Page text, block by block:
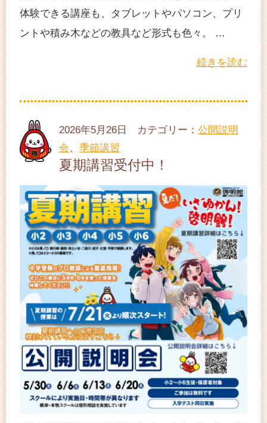
体験できる講座も、タブレットやパソコン、プリ
ントや積み木などの教具など形式も色々。 …
続きを読む
2026年5月26日 カテゴリー： 公開説明
会、 季節講習
夏期講習受付中！